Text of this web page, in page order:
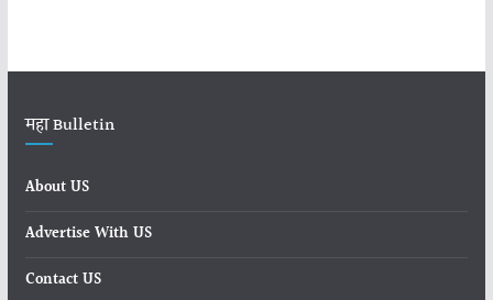
महा Bulletin
About US
Advertise With US
Contact US